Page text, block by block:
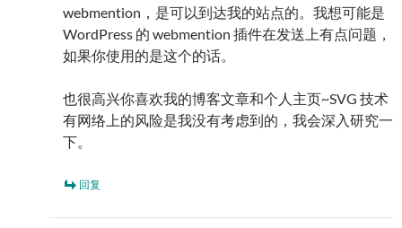
webmention，是可以到达我的站点的。我想可能是
WordPress 的 webmention 插件在发送上有点问题，
如果你使用的是这个的话。
也很高兴你喜欢我的博客文章和个人主页~SVG 技术
有网络上的风险是我没有考虑到的，我会深入研究一
下。
回复